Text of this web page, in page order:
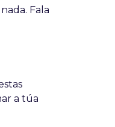
Fala
a túa